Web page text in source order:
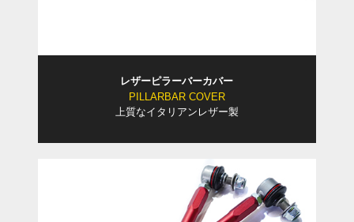
レザーピラーバーカバー
PILLARBAR COVER
上質なイタリアンレザー製